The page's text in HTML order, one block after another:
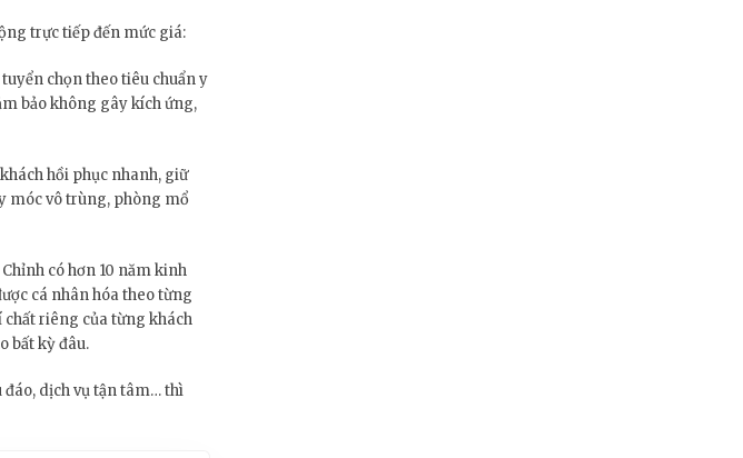
trực tiếp đến mức giá:
chọn theo tiêu chuẩn y
bảo không gây kích ứng,
hồi phục nhanh, giữ
móc vô trùng, phòng mổ
có hơn 10 năm kinh
cá nhân hóa theo từng
chất riêng của từng khách
bất kỳ đâu.
đáo, dịch vụ tận tâm… thì